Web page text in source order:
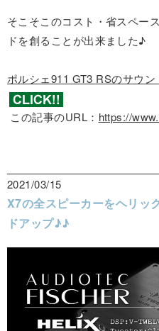
そこそこのコスト・省スペー
ドを創ることが出来ました♪
ポルシェ911 GT3 RSのサウ
この記事のURL： https://
2021/03/15
X7の全スピーカーをヘリッ
ドアップ♪♪